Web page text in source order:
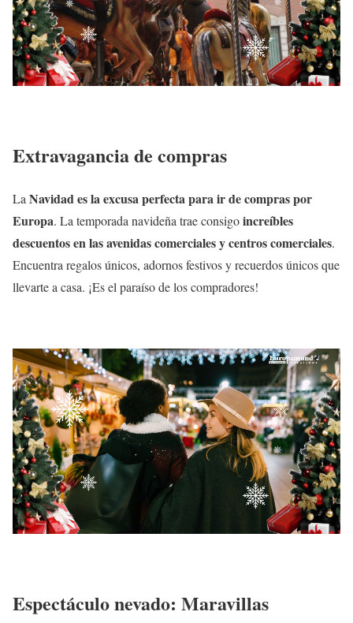
Extravagancia de compras
LaNavidad es la excusa perfecta para ir de compras por
Europa. La temporada navideña trae consigoincreíbles
descuentos en las avenidas comerciales y centros comerciales.
Encuentra regalos únicos, adornos festivos y recuerdos únicos que
llevarte a casa. ¡Es el paraíso de los compradores!
Espectáculo nevado: Maravillas